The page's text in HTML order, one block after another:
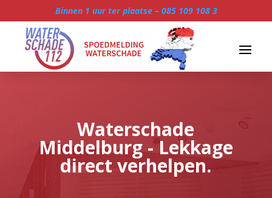
Binnen 1 uur ter plaatse – 085 109 108 3
Waterschade
Middelburg - Lekkage
direct verhelpen.